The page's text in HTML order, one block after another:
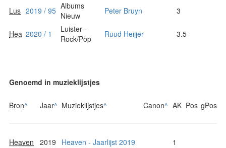
Lus 2019 / 95 Albums
Nieuw
Peter Bruyn 3
Hea 2020 / 1
Luister -
Rock/Pop
Ruud Heijjer 3.5
Genoemd in muzieklijstjes
Bron^ Jaar^ Muzieklijstjes^ Canon^ AK Pos gPos
Heaven 2019 Heaven - Jaarlijst 2019 1